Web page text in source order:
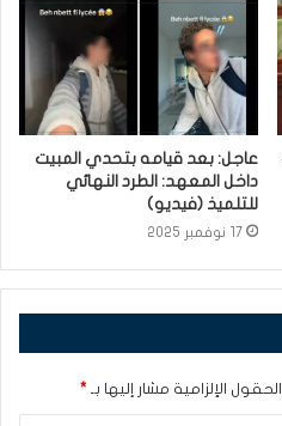
عاجل: بعد قيامه بتحدي المبيت
داخل المعهد: الطرد النهائي
للتلميذ (فيديو)
17 نوفمبر 2025
الحقول الإلزامية مشار إليها بـ *